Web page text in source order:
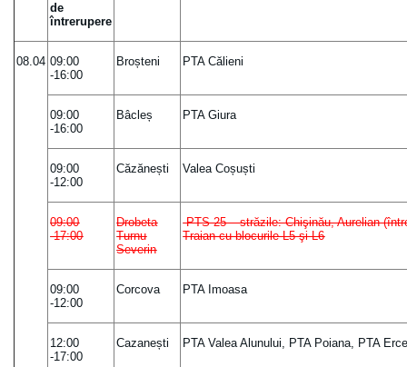
de
întrerupere
08.04 09:00
-16:00
Broșteni PTA Călieni
09:00
-16:00
Bâcleș PTA Giura
09:00
-12:00
Căzănești Valea Coșuști
09:00
-17:00
Drobeta
Turnu
Severin
PTS 25 – străzile: Chişinău, Aurelian
Traian cu blocurile L5 şi L6
09:00
-12:00
Corcova PTA Imoasa
12:00
-17:00
Cazanești PTA Valea Alunului, PTA Poiana, PTA